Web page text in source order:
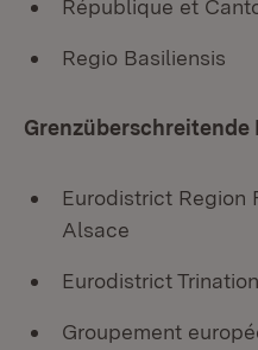
République et
Regio Basiliensis
Eurodistrict Region
Alsace
Eurodistrict
Groupement